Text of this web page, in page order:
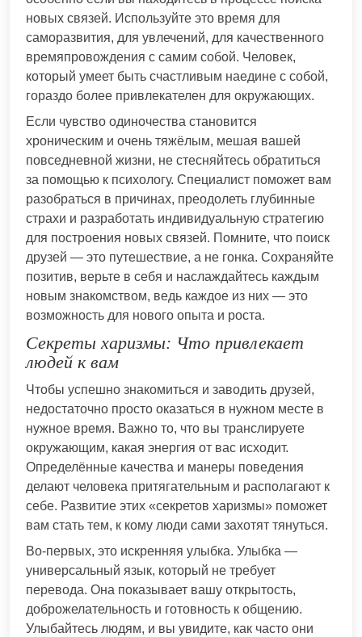
новых связей. Используйте это время для
саморазвития, для увлечений, для качественного
времяпровождения с самим собой. Человек,
который умеет быть счастливым наедине с собой,
гораздо более привлекателен для окружающих.
Если чувство одиночества становится
хроническим и очень тяжёлым, мешая вашей
повседневной жизни, не стесняйтесь обратиться
за помощью к психологу. Специалист поможет вам
разобраться в причинах, преодолеть глубинные
страхи и разработать индивидуальную стратегию
для построения новых связей. Помните, что поиск
друзей — это путешествие, а не гонка. Сохраняйте
позитив, верьте в себя и наслаждайтесь каждым
новым знакомством, ведь каждое из них — это
возможность для нового опыта и роста.
Секреты харизмы: Что привлекает
людей к вам
Чтобы успешно знакомиться и заводить друзей,
недостаточно просто оказаться в нужном месте в
нужное время. Важно то, что вы транслируете
окружающим, какая энергия от вас исходит.
Определённые качества и манеры поведения
делают человека притягательным и располагают к
себе. Развитие этих «секретов харизмы» поможет
вам стать тем, к кому люди сами захотят тянуться.
Во-первых, это искренняя улыбка. Улыбка —
универсальный язык, который не требует
перевода. Она показывает вашу открытость,
доброжелательность и готовность к общению.
Улыбайтесь людям, и вы увидите, как часто они